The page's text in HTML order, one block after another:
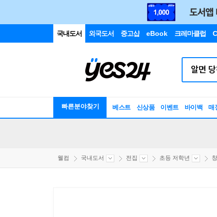
국내도서 외국도서 중고샵 eBook 크레마클럽
빠른분야찾기 베스트 신상품 이벤트 바이백 매
웰컴 국내도서 전집 초등 저학년